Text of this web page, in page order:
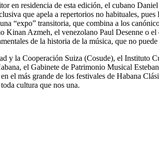
en residencia de esta edición, el cubano
que apela a repertorios no habituales,
“expo” transitoria, que combina a los
Azmeh, el venezolano Paul Desenne o
de la historia de la música, que no
y la Cooperación Suiza (Cosude), el Instituto
el Gabinete de Patrimonio Musical
más grande de los festivales de Habana
cultura que nos una.